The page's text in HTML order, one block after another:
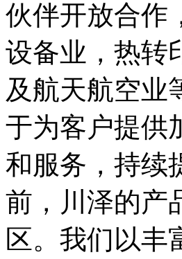
伙伴开放合作
设备业，热转
及航天航空业
于为客户提供
和服务，持续
前，川泽的产
区。我们以丰